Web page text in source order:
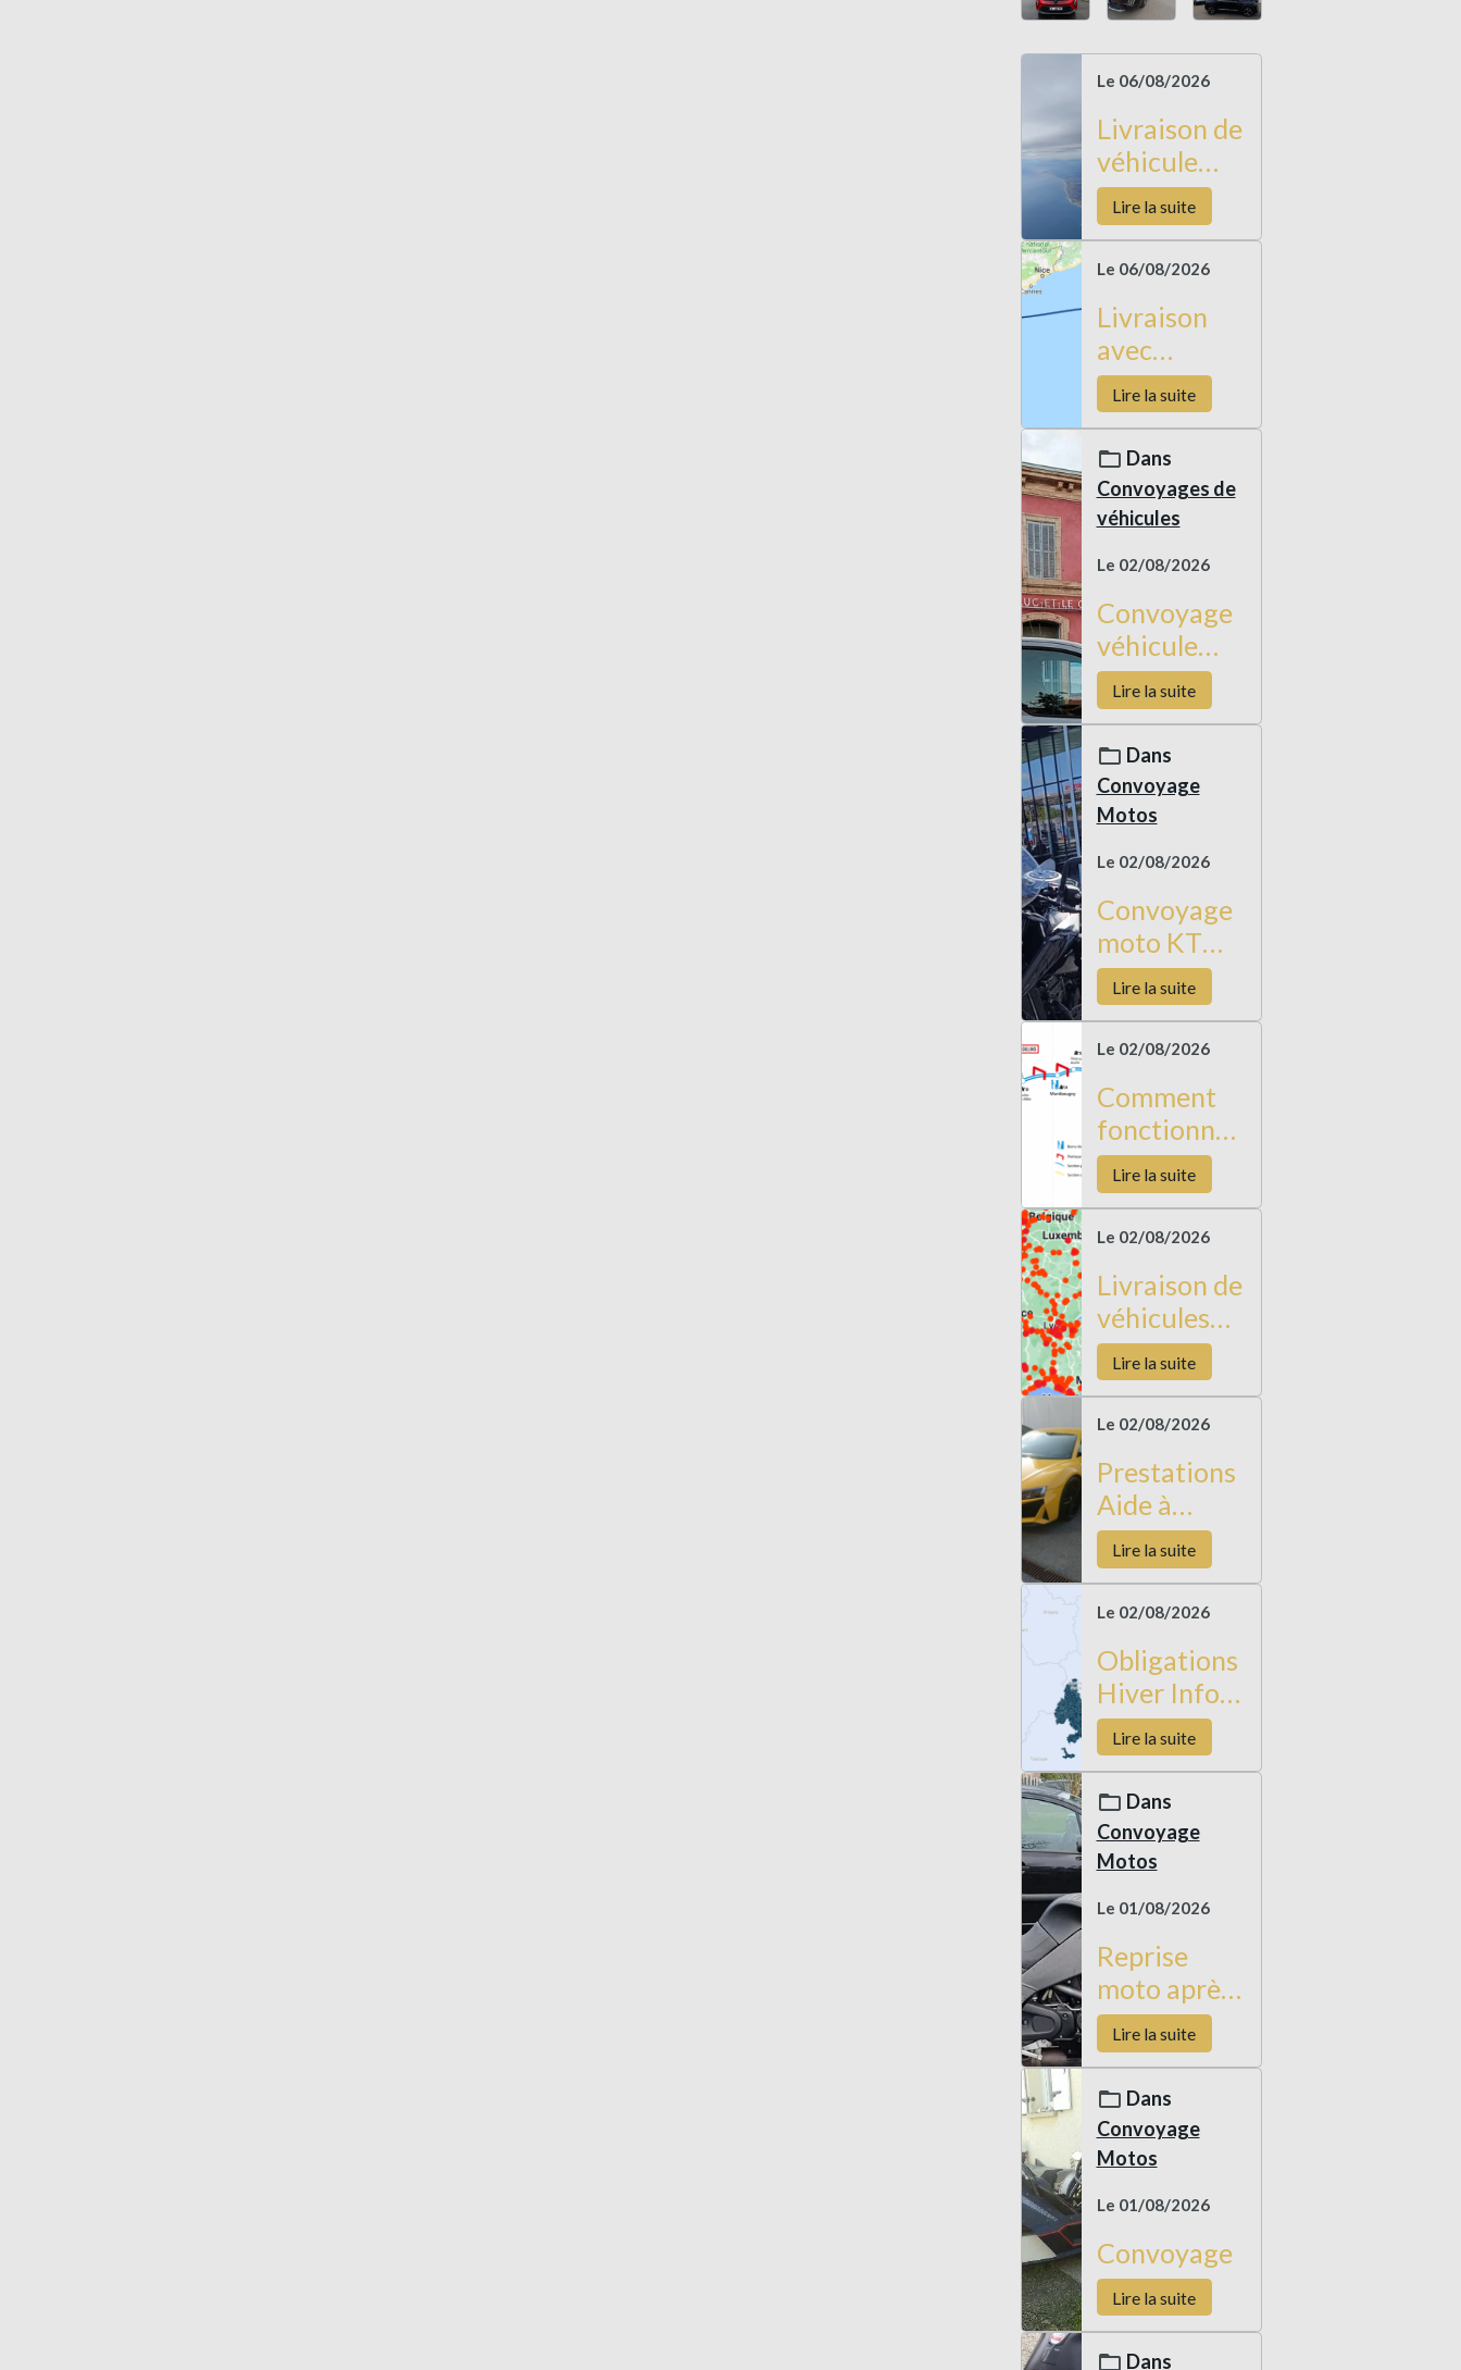
Le 06/08/2026
Livraison de
véhicule
Barcelone
Lire la suite
Le 06/08/2026
Livraison
avec
Restitution
de véhicule
en Corse
Lire la suite
Dans
Convoyages de
véhicules
Le 02/08/2026
Convoyage
véhicule
neuf
Custom
Laval
Toulon
Lire la suite
Dans
Convoyage
Motos
Le 02/08/2026
Convoyage
moto KTM
Duke 790
Lire la suite
Le 02/08/2026
Comment
fonctionne
l’Autoroute
à flux libre
Lire la suite
Le 02/08/2026
Livraison de
véhicules
longues
distances
par
Lire la suite
Le 02/08/2026
Prestations
Aide à
l'achat et
importation
de véhicule
Lire la suite
Le 02/08/2026
Obligations
Hiver Infos
Routes
2026-2027
Lire la suite
Dans
Convoyage
Motos
Le 01/08/2026
Reprise
moto après
livraison
véhicule
occasion
Lire la suite
Dans
Convoyage
Motos
Le 01/08/2026
Convoyage
Lire la suite
Dans